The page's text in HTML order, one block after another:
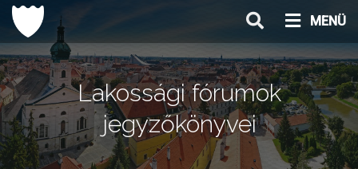
Ugrás
tartalomhoz
MENÜ
Lakossági fórumok
jegyzőkönyvei